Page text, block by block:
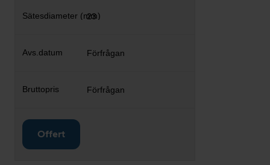
23
Förfrågan
Förfrågan
Offert